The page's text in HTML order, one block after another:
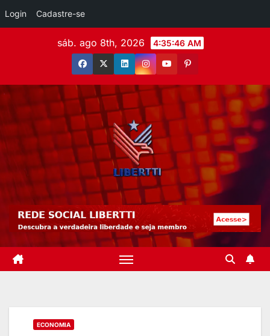
Login Cadastre-se
sáb. ago 8th, 2026 4:35:47 AM
ECONOMIA